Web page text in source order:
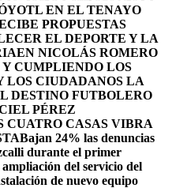
EN EL TENAYO
PROPUESTAS
EL DEPORTE Y LA
EN NICOLÁS ROMERO
CUMPLIENDO LOS
LOS CIUDADANOS LA
DESTINO FUTBOLERO
PÉREZ
CASAS VIBRA
Bajan 24% las denuncias
durante el primer
del servicio del
de nuevo equipo